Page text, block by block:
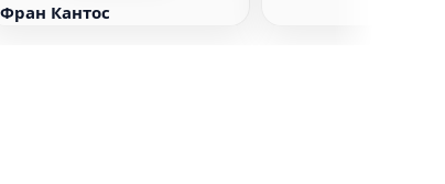
Фран Кантос